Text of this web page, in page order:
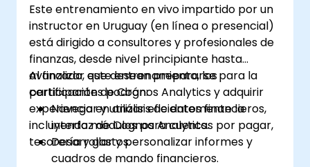
Este entrenamiento en vivo impartido por un
instructor en Uruguay (en línea o presencial)
está dirigido a consultores y profesionales de
finanzas, desde nivel principiante hasta
avanzado, que desean prepararse para la
certificación de Cognos Analytics y adquirir
experiencia en análisis de datos financieros,
incluyendo módulos para cuentas por pagar,
tesorería y gastos.
Al finalizar este entrenamiento, los
participantes podrán:
Navegar y utilizar eficientemente la
interfaz de Cognos Analytics.
Desarrollar y personalizar informes y
cuadros de mando financieros.